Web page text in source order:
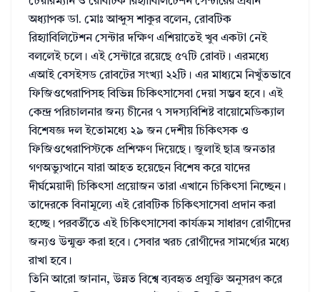
অধ্যাপক ডা. মোঃ আব্দুস শাকুর বলেন, রোবটিক
রিহ্যাবিলিটেশন সেন্টার দক্ষিণ এশিয়াতেই খুব একটা নেই
বললেই চলে। এই সেন্টারে রয়েছে ৫৭টি রোবট। এরমধ্যে
এআই বেসইসড রোবটের সংখ্যা ২২টি। এর মাধ্যমে নিখুঁতভাবে
ফিজিওথেরাপিসহ বিভিন্ন চিকিৎসাসেবা দেয়া সম্ভব হবে। এই
কেন্দ্র পরিচালনার জন্য চীনের ৭ সদস্যবিশিষ্ট বায়োমেডিক্যাল
বিশেষজ্ঞ দল ইতোমধ্যে ২৯ জন দেশীয় চিকিৎসক ও
ফিজিওথেরাপিস্টকে প্রশিক্ষণ দিয়েছে। জুলাই ছাত্র জনতার
গণঅভ্যুত্থানে যারা আহত হয়েছেন বিশেষ করে যাদের
দীর্ঘমেয়াদী চিকিৎসা প্রয়োজন তারা এখানে চিকিৎসা নিচ্ছেন।
তাদেরকে বিনামূল্যে এই রোবটিক চিকিৎসাসেবা প্রদান করা
হচ্ছে। পরবর্তীতে এই চিকিৎসাসেবা কার্যক্রম সাধারণ রোগীদের
জন্যও উন্মুক্ত করা হবে। সেবার খরচ রোগীদের সামর্থ্যের মধ্যে
রাখা হবে।
তিনি আরো জানান, উন্নত বিশ্বে ব্যবহৃত প্রযুক্তি অনুসরণ করে